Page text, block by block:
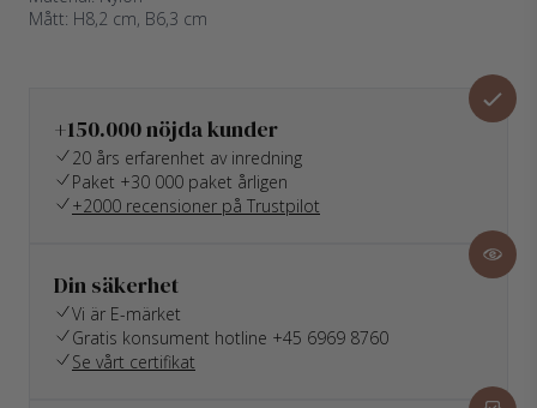
Mått: H8,2 cm, B6,3 cm
+150.000 nöjda kunder
20 års erfarenhet av inredning
Paket +30 000 paket årligen
+2000 recensioner på Trustpilot
Din säkerhet
Vi är E-märket
Gratis konsument hotline +45 6969 8760
Se vårt certifikat